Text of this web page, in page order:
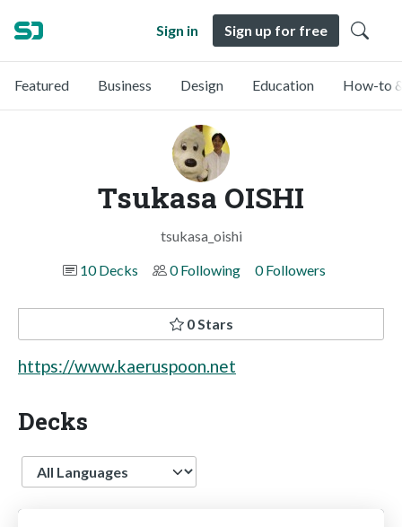
Sign in Sign up for free
Featured Business Design Education How-to
Tsukasa OISHI
tsukasa_oishi
10 Decks
0 Following 0 Followers
0 Stars
https://www.kaeruspoon.net
Decks
Language